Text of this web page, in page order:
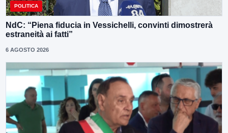
POLITICA
NdC: “Piena fiducia in Vessichelli, convinti dimostrerà
estraneità ai fatti”
6 AGOSTO 2026